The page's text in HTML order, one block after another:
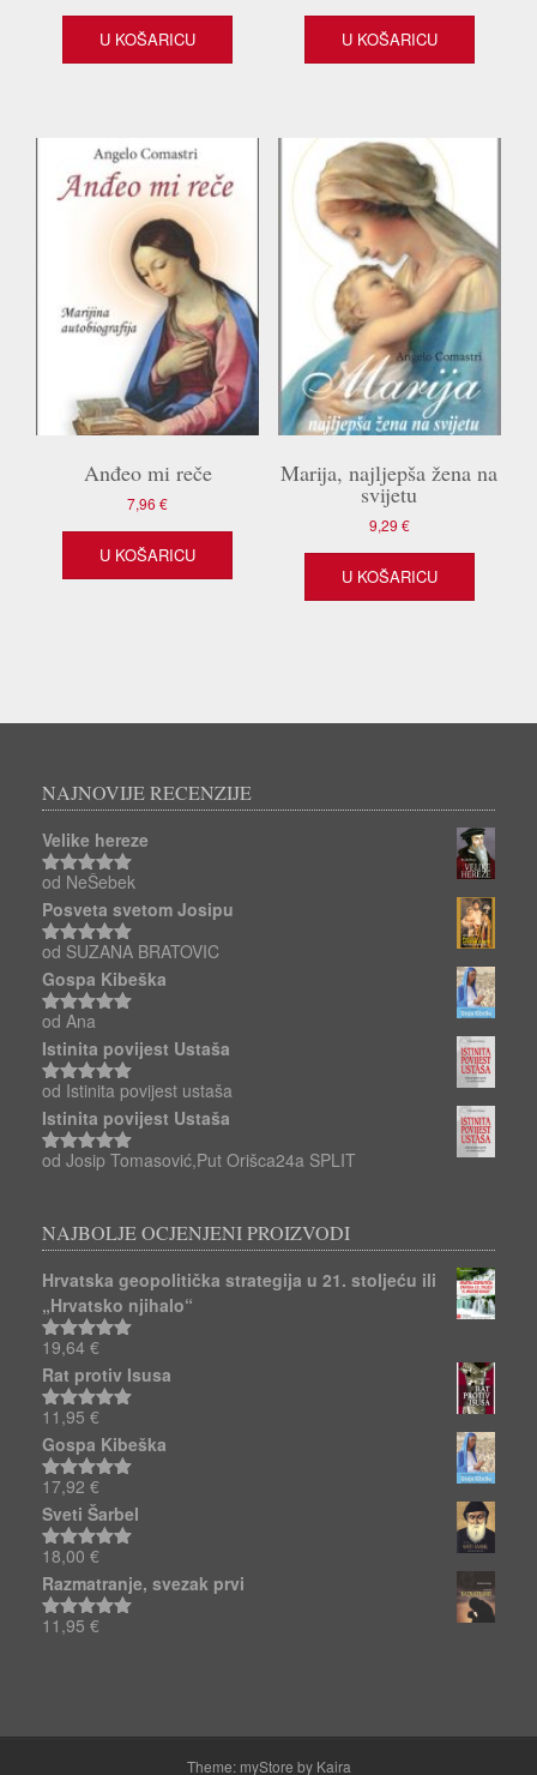
U KOŠARICU U KOŠARICU
Anđeo mi reče
7,96€
U KOŠARICU
Marija, najljepša žena na
svijetu
9,29 €
U KOŠARICU
NAJNOVIJE RECENZIJE
Velike hereze
Ocjenjeno5
od 5
od NeŠebek
Posveta svetom Josipu
Ocjenjeno5
od 5
od SUZANA BRATOVIC
Gospa Kibeška
Ocjenjeno
od 5
od Ana
Istinita povijest Ustaša
Ocjenjeno 5
od 5
od Istinita povijest ustaša
Istinita povijest Ustaša
Ocjenjeno 5
od Josip Tomasović,Put Orišca24a SPLIT
NAJBOLJE OCJENJENI PROIZVODI
Hrvatska geopolitička strategija u 21. stoljeću ili
„Hrvatsko njihalo“
Ocjenjeno
5.00 od 5
19,64 €
Rat protiv Isusa
Ocjenjeno
5.00od 5
11,95 €
Gospa Kibeška
Ocjenjeno
5.00 od 5
17,92 €
Sveti Šarbel
Ocjenjeno
5.00od 5
18,00 €
Razmatranje, svezak prvi
Ocjenjeno
11,95 €
Theme: myStore by Kaira